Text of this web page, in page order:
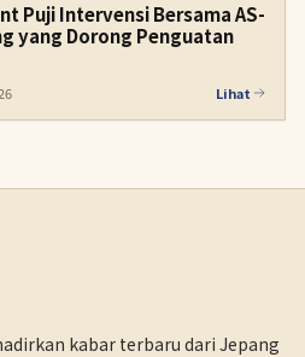
Puji Intervensi Bersama AS-
yang Dorong Penguatan
Lihat
kabar terbaru dari Jepang